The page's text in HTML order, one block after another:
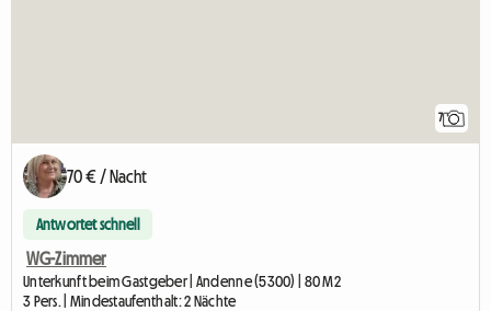
7
70 € / Nacht
Antwortet schnell
WG-Zimmer
Unterkunft beim Gastgeber | Andenne (5300) | 80 M2
3 Pers. | Mindestaufenthalt: 2 Nächte